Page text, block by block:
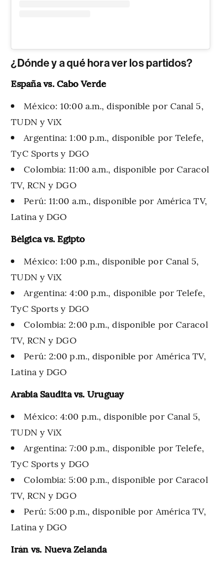
¿Dónde y a qué hora ver los partidos?
España vs. Cabo Verde
México: 10:00 a.m., disponible por Canal 5,
TUDN y ViX
Argentina: 1:00 p.m., disponible por Telefe,
TyC Sports y DGO
Colombia: 11:00 a.m., disponible por Caracol
TV, RCN y DGO
Perú: 11:00 a.m., disponible por América TV,
Latina y DGO
Bélgica vs. Egipto
México: 1:00 p.m., disponible por Canal 5,
TUDN y ViX
Argentina: 4:00 p.m., disponible por Telefe,
TyC Sports y DGO
Colombia: 2:00 p.m., disponible por Caracol
TV, RCN y DGO
Perú: 2:00 p.m., disponible por América TV,
Latina y DGO
Arabia Saudita vs. Uruguay
México: 4:00 p.m., disponible por Canal 5,
TUDN y ViX
Argentina: 7:00 p.m., disponible por Telefe,
TyC Sports y DGO
Colombia: 5:00 p.m., disponible por Caracol
TV, RCN y DGO
Perú: 5:00 p.m., disponible por América TV,
Latina y DGO
Irán vs. Nueva Zelanda